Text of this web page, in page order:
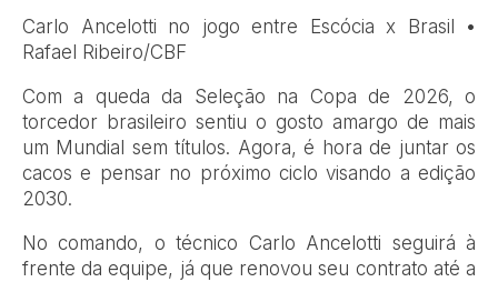
Carlo Ancelotti no jogo entre Escócia x Brasil •
Rafael Ribeiro/CBF
Com a queda da Seleção na Copa de 2026, o
torcedor brasileiro sentiu o gosto amargo de mais
um Mundial sem títulos. Agora, é hora de juntar os
cacos e pensar no próximo ciclo visando a edição
2030.
No comando, o técnico Carlo Ancelotti seguirá à
frente da equipe, já que renovou seu contrato até a